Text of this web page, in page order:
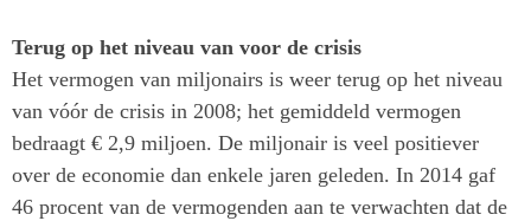
Terug op het niveau van voor de crisis
Het vermogen van miljonairs is weer terug op het niveau
van vóór de crisis in 2008; het gemiddeld vermogen
bedraagt € 2,9 miljoen. De miljonair is veel positiever
over de economie dan enkele jaren geleden. In 2014 gaf
46 procent van de vermogenden aan te verwachten dat de